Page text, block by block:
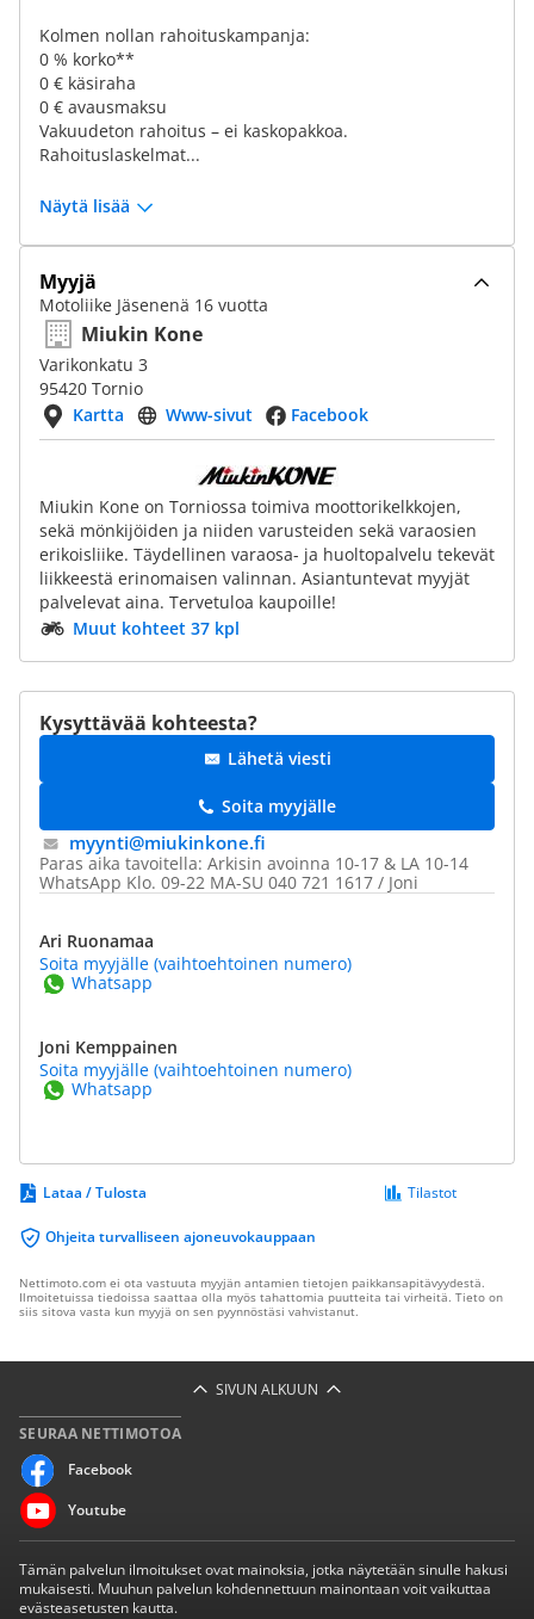
Kolmen nollan rahoituskampanja:
0 % korko**
0 € käsiraha
0 € avausmaksu
Vakuudeton rahoitus – ei kaskopakkoa.
Rahoituslaskelmat...
Näytä lisää
Myyjä
Motoliike Jäsenenä 16 vuotta
Miukin Kone
Varikonkatu 3
95420 Tornio
Kartta
Www-sivut Facebook
Miukin Kone on Torniossa toimiva moottorikelkkojen,
sekä mönkijöiden ja niiden varusteiden sekä varaosien
erikoisliike. Täydellinen varaosa- ja huoltopalvelu tekevät
liikkeestä erinomaisen valinnan. Asiantuntevat myyjät
palvelevat aina. Tervetuloa kaupoille!
Muut kohteet 37 kpl
Kysyttävää kohteesta?
Lähetä viesti
Soita myyjälle
myynti@​miukinkone.fi
Paras aika tavoitella: Arkisin avoinna 10-17 & LA 10-14
WhatsApp Klo. 09-22 MA-SU 040 721 1617 / Joni
Ari Ruonamaa
Soita myyjälle (vaihtoehtoinen numero)
Whatsapp
Joni Kemppainen
Soita myyjälle (vaihtoehtoinen numero)
Whatsapp
Lataa / Tulosta
Ohjeita turvalliseen ajoneuvokauppaan
Tilastot
Nettimoto.com ei ota vastuuta myyjän antamien tietojen paikkansapitävyydestä.
Ilmoitetuissa tiedoissa saattaa olla myös tahattomia puutteita tai virheitä. Tieto on
siis sitova vasta kun myyjä on sen pyynnöstäsi vahvistanut.
SIVUN ALKUUN
SEURAA NETTIMOTOA
Facebook
Youtube
Tämän palvelun ilmoitukset ovat mainoksia, jotka näytetään sinulle hakusi
mukaisesti. Muuhun palvelun kohdennettuun mainontaan voit vaikuttaa
evästeasetusten kautta.